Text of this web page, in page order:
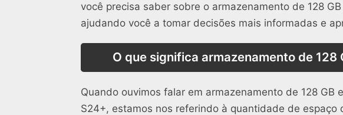
você precisa saber sobre o armazenamento de 128
ajudando você a tomar decisões mais informadas e
O que significa armazenamento de 128
Quando ouvimos falar em armazenamento de 128 GB
S24+, estamos nos referindo à quantidade de espaço